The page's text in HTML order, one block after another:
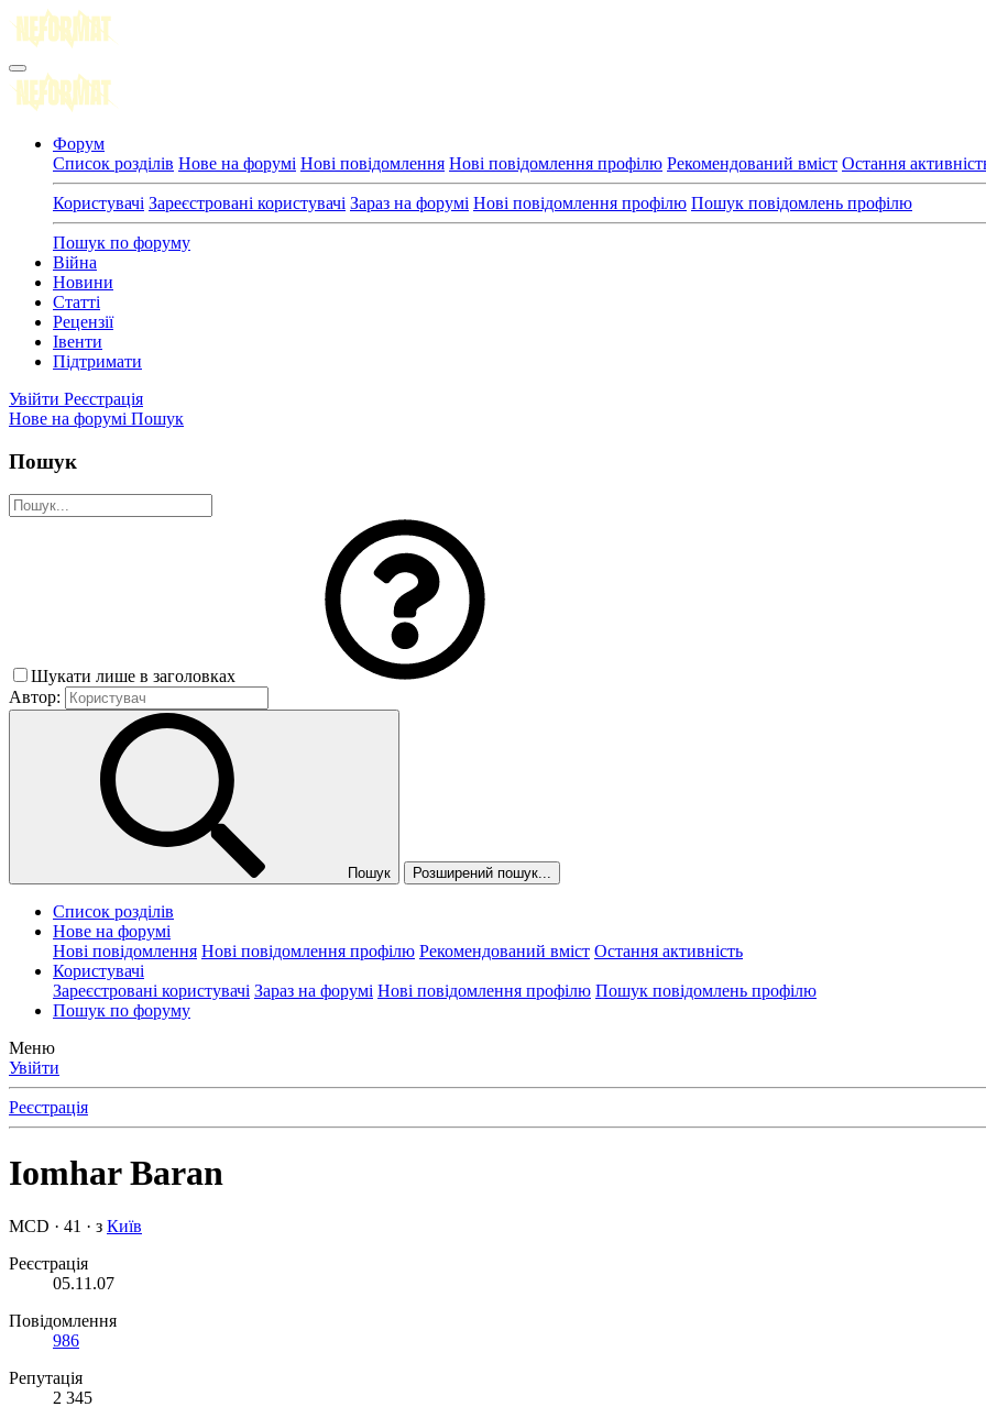
Форум
Список розділів Нове на форумі Нові повідомлення Нові повідомлення профілю Рекомендований вміст Остання
Користувачі Зареєстровані користувачі Зараз на форумі Нові повідомлення профілю Пошук повідомлень профілю
Пошук по форуму
Війна
Новини
Статті
Рецензії
Івенти
Підтримати
Увійти Реєстрація
Нове на форумі Пошук
Пошук
Шукати лише в заголовках
Автор:
Пошук Розширений пошук...
Список розділів
Нове на форумі
Нові повідомлення Нові повідомлення профілю Рекомендований вміст Остання активність
Користувачі
Зареєстровані користувачі Зараз на форумі Нові повідомлення профілю Пошук повідомлень профілю
Пошук по форуму
Меню
Увійти
Реєстрація
Iomhar Baran
MCD · 41 · з Київ
Реєстрація
05.11.07
Повідомлення
986
Репутація
2 345